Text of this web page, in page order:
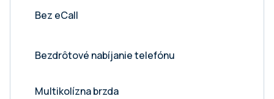
Bez eCall
Bezdrôtové nabíjanie telefónu
Multikolízna brzda